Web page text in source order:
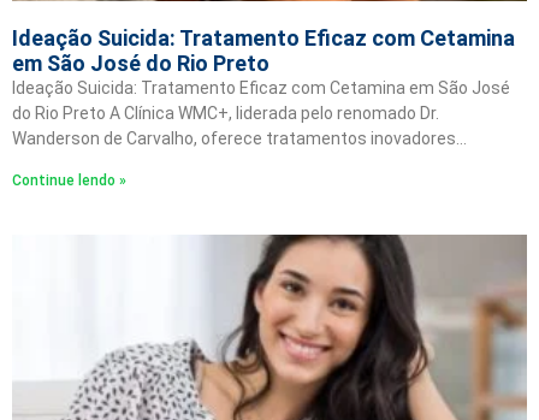
Ideação Suicida: Tratamento Eficaz com Cetamina
em São José do Rio Preto
Ideação Suicida: Tratamento Eficaz com Cetamina em São José
do Rio Preto A Clínica WMC+, liderada pelo renomado Dr.
Wanderson de Carvalho, oferece tratamentos inovadores…
Continue lendo »